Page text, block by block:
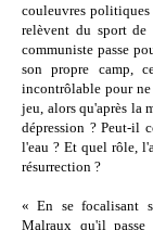
couleuvres politiques
relèvent du sport de
communiste passe
son propre camp,
incontrôlable pour
jeu, alors qu'après la
dépression ? Peut-il
l'eau ? Et quel rôle,
résurrection ?
« En se focalisant
Malraux qu'il